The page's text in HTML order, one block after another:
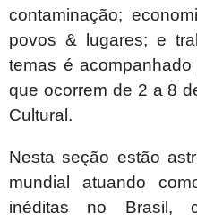
contaminação;
povos & lugares; e
temas é
que ocorrem de 2 a 8
Cultural.
Nesta seção estão
mundial atuando
inéditas no